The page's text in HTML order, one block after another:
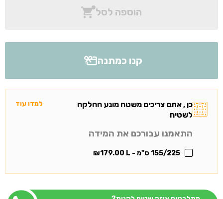
קנו כמתנה
הוספה לסל
כן , אתם צריכים משטח מונע החלקה
לשטיח
למדו עוד
התאמנו עבורכם את המידה
155/225 ס"מ - L ₪179.00